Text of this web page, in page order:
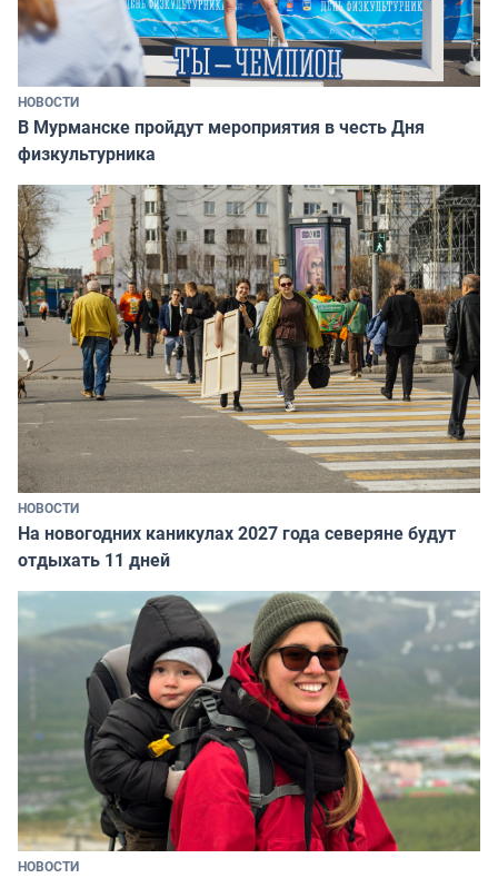
НОВОСТИ
В Мурманске пройдут мероприятия в честь Дня
физкультурника
НОВОСТИ
На новогодних каникулах 2027 года северяне будут
отдыхать 11 дней
НОВОСТИ